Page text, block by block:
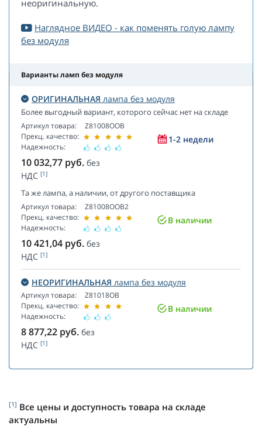
неоригинальную.
Наглядное ВИДЕО - как поменять голую лампу
без модуля
Варианты ламп без модуля
ОРИГИНАЛЬНАЯ лампа без модуля
Более выгодный вариант, которого сейчас нет на складе
Артикул товара:
Прекц. качество:
Надежность:
Z81008OOB
1-2 недели
10 032,77 руб. без
НДС [1]
Та же лампа, а наличии, от другого поставщика
Артикул товара:
Прекц. качество:
Надежность:
Z81008OOB2
В наличии
10 421,04 руб. без
НДС [1]
НЕОРИГИНАЛЬНАЯ лампа без модуля
Артикул товара:
Прекц. качество:
Надежность:
Z81018OB
В наличии
8 877,22 руб. без
НДС [1]
[1] Все цены и доступность товара на складе
актуальны